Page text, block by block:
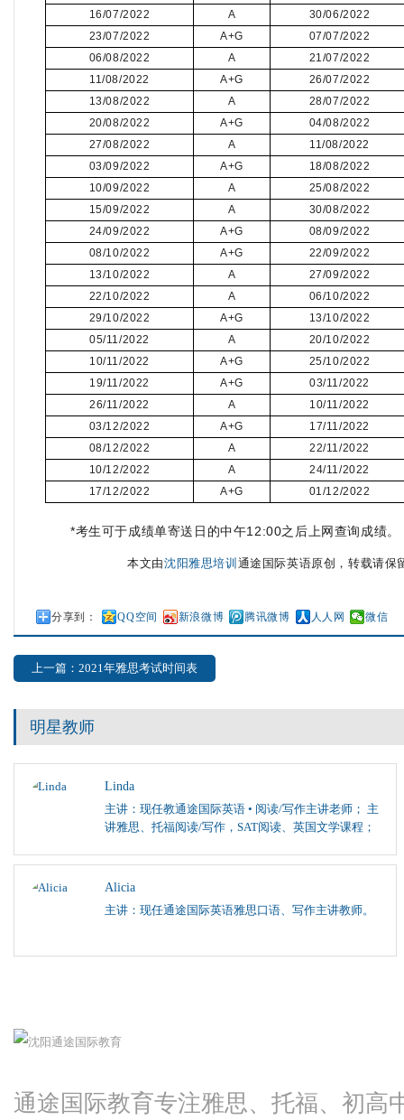
16/07/2022
A
30/06/2022
23/07/2022
A+G
07/07/2022
06/08/2022
A
21/07/2022
11/08/2022
A+G
26/07/2022
13/08/2022
A
28/07/2022
20/08/2022
A+G
04/08/2022
27/08/2022
A
11/08/2022
03/09/2022
A+G
18/08/2022
10/09/2022
A
25/08/2022
15/09/2022
A
30/08/2022
24/09/2022
A+G
08/09/2022
08/10/2022
A+G
22/09/2022
13/10/2022
A
27/09/2022
22/10/2022
A
06/10/2022
29/10/2022
A+G
13/10/2022
05/11/2022
A
20/10/2022
10/11/2022
A+G
25/10/2022
19/11/2022
A+G
03/11/2022
26/11/2022
A
10/11/2022
03/12/2022
A+G
17/11/2022
08/12/2022
A
22/11/2022
10/12/2022
A
24/11/2022
17/12/2022
A+G 01/12/2022
*考生可于成绩单寄送日的中午12:00之后上网查询成绩。
本文由沈阳雅思培训 通途国际英语原创，转载请保
分享到： QQ空间 新浪微博 腾讯微博 人人网 微信
上一篇：2021年雅思考试时间表
明星教师
Linda
主讲：现任教通途国际英语 • 阅读/写作主讲老师； 主
讲雅思、托福阅读/写作，SAT阅读、英国文学课程；
Alicia
主讲：现任通途国际英语雅思口语、写作主讲教师。
通途国际教育专注雅思、托福、初高